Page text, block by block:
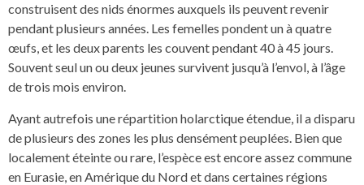
construisent des nids énormes auxquels ils peuvent revenir
pendant plusieurs années. Les femelles pondent un à quatre
œufs, et les deux parents les couvent pendant 40 à 45 jours.
Souvent seul un ou deux jeunes survivent jusqu’à l’envol, à l’âge
de trois mois environ.
Ayant autrefois une répartition holarctique étendue, il a disparu
de plusieurs des zones les plus densément peuplées. Bien que
localement éteinte ou rare, l’espèce est encore assez commune
en Eurasie, en Amérique du Nord et dans certaines régions